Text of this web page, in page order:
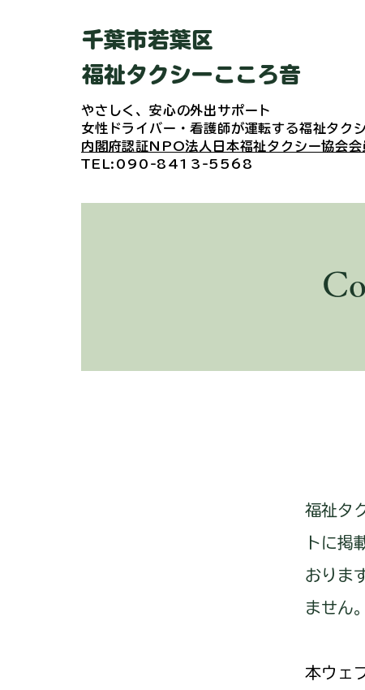
​千葉市若葉区
福祉タクシーこころ音
やさしく、安心の外出サポート
女性ドライバー・看護師が運転する福祉タク
内閣府認証NPO法人日本福祉タクシー協会会
​TEL:090-8413-5568
福祉タ
トに掲
おりま
ません。
本ウェ